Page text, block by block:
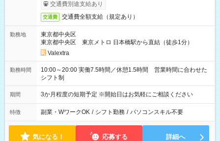
交通費別途支給あり
交通費 交通費全額支給（規定あり）
勤務地
東京都中央区
東京都中央区 東京メトロ 日本橋駅から直結（徒歩1分）
Valextra
勤務時間
10:00～20:00 実働7.5時間／休憩1.5時間 営業時間に合わせた
シフト制
期間 3か月程度の短期予定 ※開始日はお気軽にご相談ください
特徴 副業・WワークOK / シフト勤務 / パソコンスキル不要
気になる！ 応募する 詳細へ